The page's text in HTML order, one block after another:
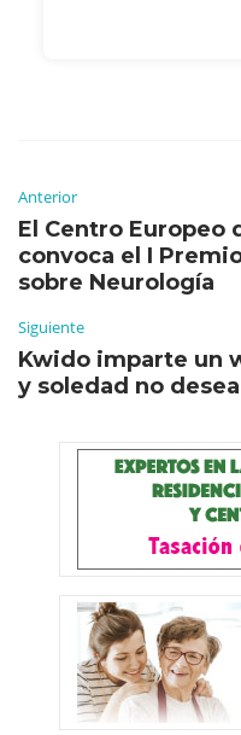
Anterior
El Centro Europeo
convoca el I
sobre Neurología
Siguiente
Kwido imparte un
y soledad no